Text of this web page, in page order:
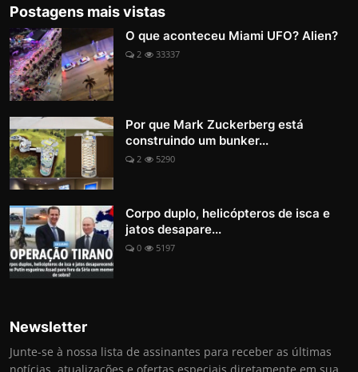
Postagens mais vistas
O que aconteceu Miami UFO? Alien?
2 33337
Por que Mark Zuckerberg está
construindo um bunker...
2 5290
Corpo duplo, helicópteros de isca e
jatos desapare...
0 5197
Newsletter
Junte-se à nossa lista de assinantes para receber as últimas